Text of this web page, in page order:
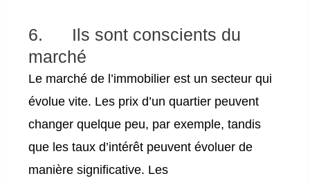
6. Ils sont conscients du
marché
Le marché de l’immobilier est un secteur qui
évolue vite. Les prix d’un quartier peuvent
changer quelque peu, par exemple, tandis
que les taux d’intérêt peuvent évoluer de
manière significative. Les